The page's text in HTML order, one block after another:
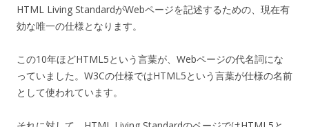
HTML Living StandardがWebページを記述するための、現在有
効な唯一の仕様となります。
この10年ほどHTML5という言葉が、Webページの代名詞にな
っていました。W3Cの仕様ではHTML5という言葉が仕様の名前
として使われています。